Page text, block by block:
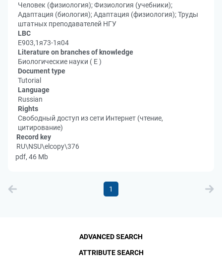
Человек (физиология); Физиология (учебники);
Адаптация (биология); Адаптация (физиология); Труды
штатных преподавателей НГУ
LBC
Е903,1я73-1я04
Literature on branches of knowledge
Биологические науки ( Е )
Document type
Tutorial
Language
Russian
Rights
Свободный доступ из сети Интернет (чтение,
цитирование)
Record key
RU\NSU\elcopy\376
pdf, 46 Mb
1
ADVANCED SEARCH
ATTRIBUTE SEARCH